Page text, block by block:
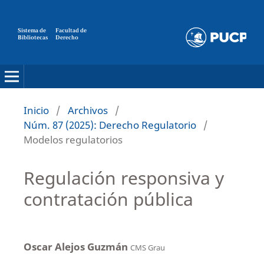
Sistema de
Bibliotecas
Facultad de
Derecho
Inicio / Archivos /
Núm. 87 (2025): Derecho Regulatorio /
Modelos regulatorios
Regulación responsiva y
contratación pública
Oscar Alejos Guzmán CMS Grau